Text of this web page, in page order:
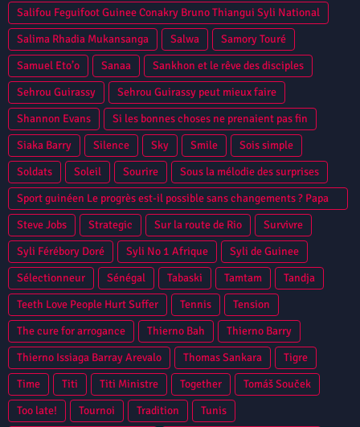
Salifou Feguifoot Guinee Conakry Bruno Thiangui Syli National
Salima Rhadia Mukansanga
Salwa
Samory Touré
Samuel Eto’o
Sanaa
Sankhon et le rêve des disciples
Sehrou Guirassy
Sehrou Guirassy peut mieux faire
Shannon Evans
Si les bonnes choses ne prenaient pas fin
Siaka Barry
Silence Sky Smile
Sois simple
Soldats
Soleil Sourire
Sous la mélodie des surprises
Sport guinéen Le progrès est-il possible sans changements ? Papa
Camara
Steve Jobs Strategic Sur la route de Rio
Survivre
Syli Férébory Doré
Syli No 1 Afrique
Syli de Guinee
Sélectionneur
Sénégal Tabaski Tamtam
Tandja
Teeth Love People Hurt Suffer
Tennis
Tension
The cure for arrogance
Thierno Bah
Thierno Barry
Thierno Issiaga Barray Arevalo
Thomas Sankara
Tigre
Time
Titi Titi Ministre Together
Tomáš Souček
Too late!
Tournoi Tradition
Tunis